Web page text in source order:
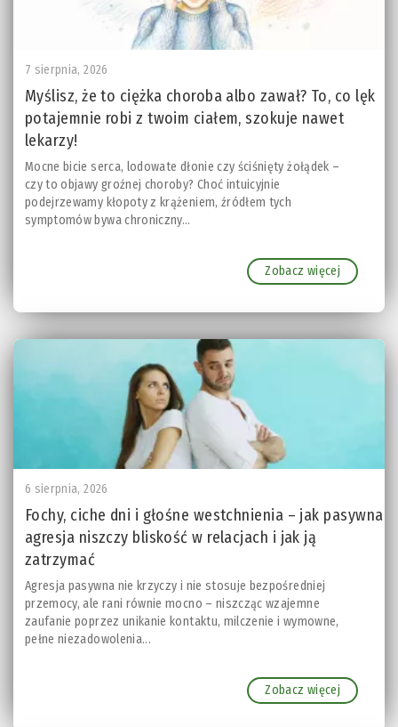
7 sierpnia, 2026
Myślisz, że to ciężka choroba albo zawał? To, co lęk
potajemnie robi z twoim ciałem, szokuje nawet
lekarzy!
Mocne bicie serca, lodowate dłonie czy ściśnięty żołądek –
czy to objawy groźnej choroby? Choć intuicyjnie
podejrzewamy kłopoty z krążeniem, źródłem tych
symptomów bywa chroniczny...
Zobacz więcej
6 sierpnia, 2026
Fochy, ciche dni i głośne westchnienia – jak pasywna
agresja niszczy bliskość w relacjach i jak ją
zatrzymać
Agresja pasywna nie krzyczy i nie stosuje bezpośredniej
przemocy, ale rani równie mocno – niszcząc wzajemne
zaufanie poprzez unikanie kontaktu, milczenie i wymowne,
pełne niezadowolenia...
Zobacz więcej